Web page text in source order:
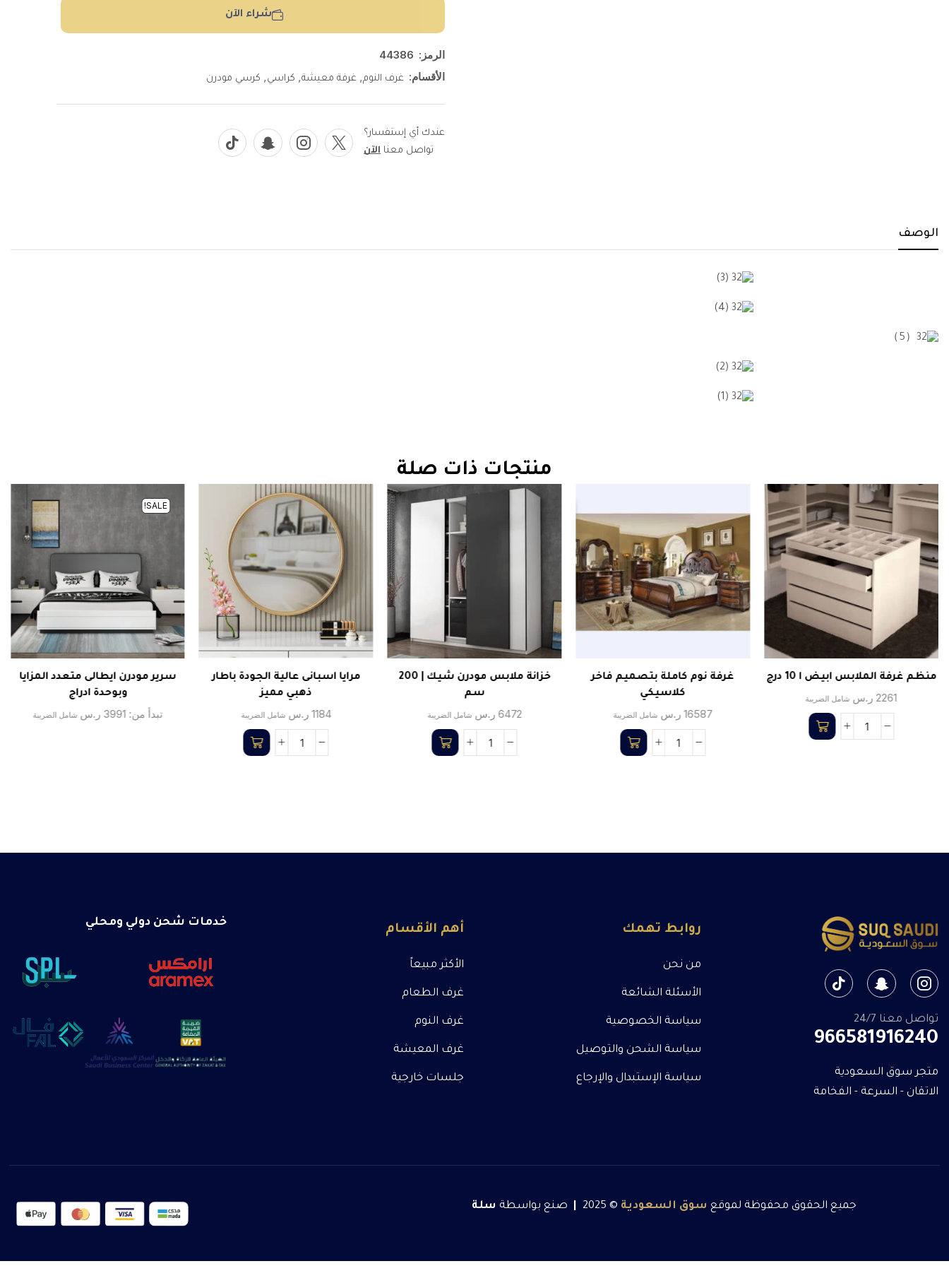
شراء الآن
الرمز: 44386
الأقسام: غرف النوم غرفة معيشة, كراسي كرسي مودرن
عندك أي إستفسار؟
تواصل معنا الآن
الوصف
منتجات ذات صلة
منظم غرفة الملابس ابيض ا 10 درج
2261 ر.س شامل الضريبة
غرفة نوم كاملة بتصميم فاخر
كلاسيكي
16587 ر.س شامل الضريبة
خزانة ملابس مودرن شيك | 200
سم
6472 ر.س شامل الضريبة
مرايا اسبانى عالية الجودة باطار
ذهبي مميز
1184 ر.س شامل الضريبة
SALE!
سرير مودرن ايطالى متعدد المزايا
وبوحدة ادراج
تبدأ من: 3991 ر.س شامل الضريبة
تواصل معنا 24/7
966581916240
متجر سوق السعودية
الاتقان - السرعة - الفخامة
روابط تهمك
من نحن
الأسئلة الشائعة
سياسة الخصوصية
سياسة الشحن والتوصيل
سياسة الإستبدال والإرجاع
أهم الأقسام
الأكثر مبيعاً
غرف الطعام
غرف النوم
غرف المعيشة
جلسات خارجية
خدمات شحن دولي ومحلي
جميع الحقوق محفوظة لموقع سوق السعودية © 2025 صنع بواسطة سلة